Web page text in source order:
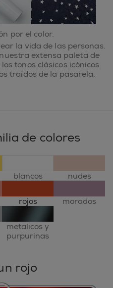
por el color.
la vida de las personas.
extensa paleta de
tonos clásicos icónicos
traídos de la pasarela.
de colores
blancos nudes
rojos morados
metalicos y
purpurinas
rojo